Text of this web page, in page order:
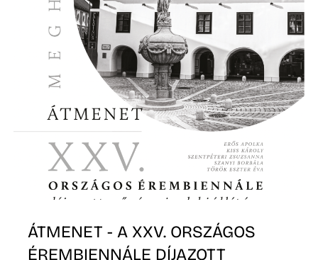
ÁTMENET - A XXV. ORSZÁGOS
ÉREMBIENNÁLE DÍJAZOTT